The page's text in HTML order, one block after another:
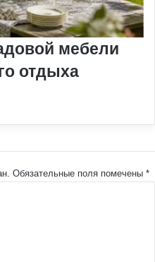
мебели
отдыха
Обязательные поля помечены *